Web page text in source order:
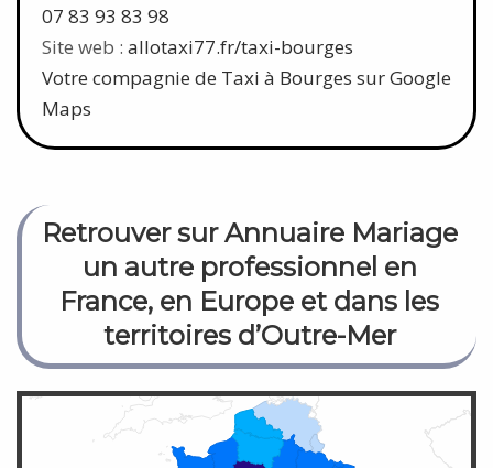
07 83 93 83 98
Site web : allotaxi77.fr/taxi-bourges
Votre compagnie de Taxi à Bourges sur Google
Maps
Retrouver sur Annuaire Mariage
un autre professionnel en
France, en Europe et dans les
territoires d’Outre-Mer